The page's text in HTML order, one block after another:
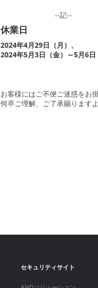
--記--
休業日
2024年4月29日（月）、
2024年5月3日（金）～5月6日
お客様にはご不便ご迷惑をお
何卒ご理解、ご了承賜ります
セキュリティサイト